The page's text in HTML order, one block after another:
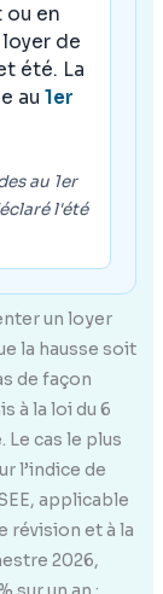
ou en
de
été. La
au 1er
au 1er
l'été
un loyer
la hausse soit
de façon
à la loi du 6
cas le plus
l’indice de
applicable
révision et à la
2026,